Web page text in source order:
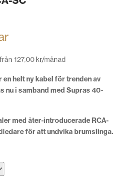
127,00 kr/månad
en helt ny kabel för trenden av
nu i samband med Supras 40-
med åter-introducerade RCA-
för att undvika brumslinga.